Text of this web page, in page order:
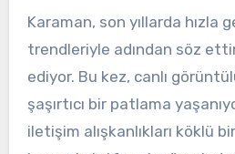
Karaman, son yıllarda hızla
trendleriyle adından söz
ediyor. Bu kez, canlı
şaşırtıcı bir patlama
iletişim alışkanlıkları köklü